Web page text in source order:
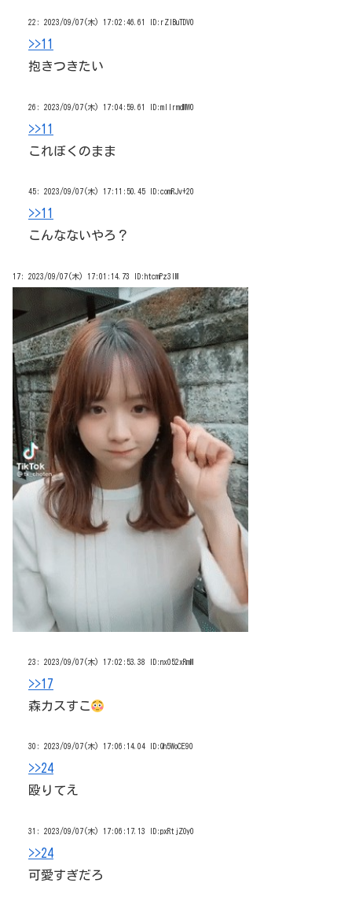
22: 2023/09/07(木) 17:02:46.61 ID:rZIBuTDV0
>>11
抱きつきたい
26: 2023/09/07(木) 17:04:59.61 ID:mllrmdMW0
>>11
これぼくのまま
45: 2023/09/07(木) 17:11:50.45 ID:comRJv+20
>>11
こんなないやろ？
17: 2023/09/07(木) 17:01:14.73 ID:htcmPz3IM
23: 2023/09/07(木) 17:02:53.38 ID:nx052xRmM
>>17
森カスすこ
30: 2023/09/07(木) 17:06:14.04 ID:Qh5WoCE90
>>24
殴りてえ
31: 2023/09/07(木) 17:06:17.13 ID:pxRtjZOy0
>>24
可愛すぎだろ